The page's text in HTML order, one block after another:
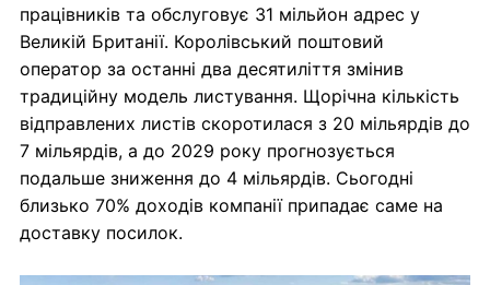
працівників та обслуговує 31 мільйон адрес у
Великій Британії. Королівський поштовий
оператор за останні два десятиліття змінив
традиційну модель листування. Щорічна кількість
відправлених листів скоротилася з 20 мільярдів до
7 мільярдів, а до 2029 року прогнозується
подальше зниження до 4 мільярдів. Сьогодні
близько 70% доходів компанії припадає саме на
доставку посилок.